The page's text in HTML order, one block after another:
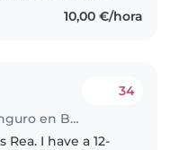
10,00 €/hora
Trabajo de canguro en Barcelona
34
Rea. I have a 12-